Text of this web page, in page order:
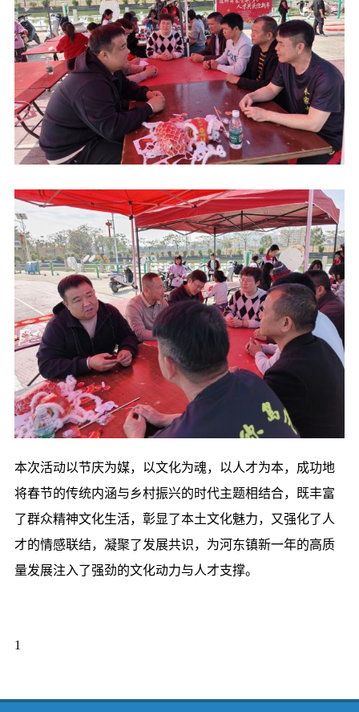
本次活动以节庆为媒，以文化为魂，以人才为本，成功地
将春节的传统内涵与乡村振兴的时代主题相结合，既丰富
了群众精神文化生活，彰显了本土文化魅力，又强化了人
才的情感联结，凝聚了发展共识，为河东镇新一年的高质
量发展注入了强劲的文化动力与人才支撑。
1